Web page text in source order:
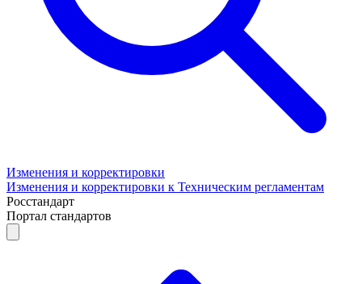
Изменения и корректировки
Изменения и корректировки к Техническим регламентам
Росстандарт
Портал стандартов